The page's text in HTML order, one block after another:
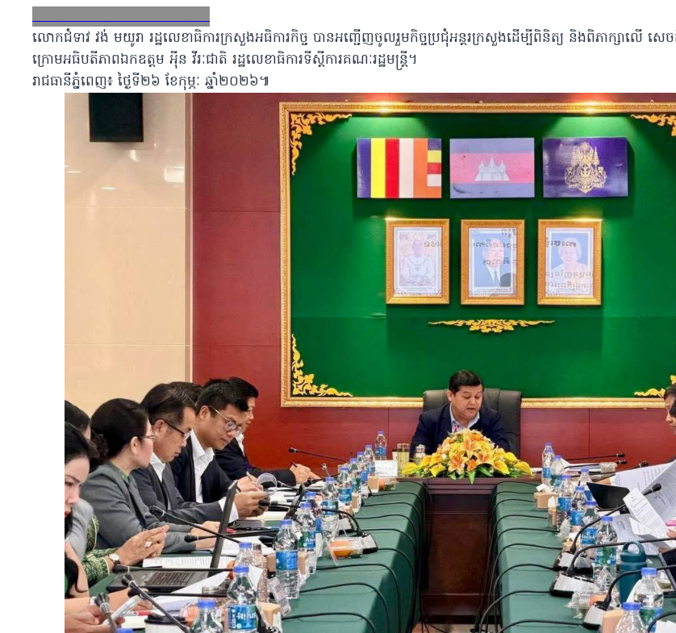
FacebookXEmailLinkedIn
លោកជំទាវ វង់ មយូរា រដ្ឋលេខាធិការក្រសួងអធិការកិច្ច បានអញ្ជើញចូលរួមកិច្ចប្រជុំអន្តរក្រសួងដើម្បីពិនិត្យ និងពិភាក្សាលើ សេ
ក្រោមអធិបតីភាពឯកឧត្តម អុីន វីរៈជាតិ រដ្ឋលេខាធិការទីស្តីការគណៈរដ្ឋមន្រ្តី។
រាជធានីភ្នំពេញ៖ ថ្ងៃទី២៦ ខែកុម្ភៈ ឆ្នាំ២០២៦៕